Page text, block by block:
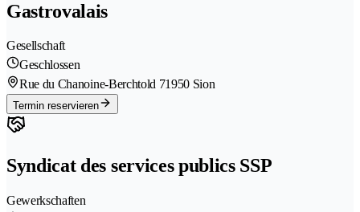
Gastrovalais
Gesellschaft
Geschlossen
Rue du Chanoine-Berchtold 71950 Sion
Termin reservieren
Syndicat des services publics SSP
Gewerkschaften